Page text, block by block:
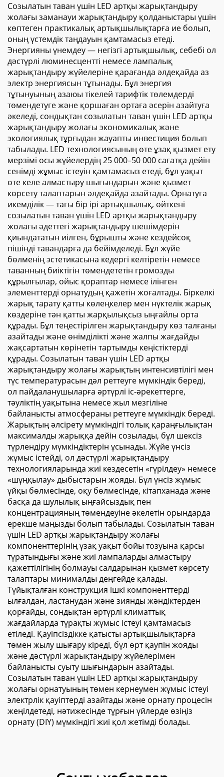
мембранасы
Созылатын таван үшін LED артқы жарықтандыру
жолағы заманауи жарықтандыру қолданыстары үшін
көптеген практикалық артықшылықтарға ие болып,
оның үстемдік таңдауын қамтамасыз етеді.
Энергияны үнемдеу — негізгі артықшылық, себебі ол
дәстүрлі люминесцентті немесе лампалық
жарықтандыру жүйелеріне қарағанда әлдеқайда аз
электр энергиясын тұтынады. Бұл энергия
тұтынуының азаюы тікелей тарифтік төлемдерді
төмендетуге және қоршаған ортаға әсерін азайтуға
әкеледі, сондықтан созылатын таван үшін LED артқы
жарықтандыру жолағы экономикалық және
экологиялық тұрғыдан жауапты инвестиция болып
табылады. LED технологиясының өте ұзақ қызмет ету
мерзімі осы жүйелердің 25 000–50 000 сағатқа дейін
сенімді жұмыс істеуін қамтамасыз етеді, бұл уақыт
өте келе алмастыру шығындарын және қызмет
көрсету талаптарын әлдеқайда азайтады. Орнатуға
икемділік — тағы бір ірі артықшылық, өйткені
созылатын таван үшін LED артқы жарықтандыру
жолағы әдеттегі жарықтандыру шешімдерін
қиындататын иілген, бұрышты және кездейсоқ
пішінді тавандарға да бейімделеді. Бұл жүйе
бөлменің эстетикасына кедергі келтіретін немесе
таванның биіктігін төмендететін громозды
құрылғылар, ойыс қораптар немесе ілінген
элементтерді орнатудың қажетін жоғалтады. Біркелкі
жарық тарату қатты көлеңкелер мен нүктелік жарық
көздеріне тән қатты жарқылықсыз ыңғайлы орта
құрады. Бұл теңестірілген жарықтандыру көз талғаны
азайтады және өнімділікті және жалпы жағдайды
жақсартатын көрінетін тартымды кеңістіктерді
құрады. Созылатын таван үшін LED артқы
жарықтандыру жолағы жарықтың интенсивтілігі мен
түс температурасын дәл реттеуге мүмкіндік береді,
ол пайдаланушыларға әртүрлі іс-әрекеттерге,
тәуліктің уақытына немесе жыл мезгіліне
байланысты атмосфераны реттеуге мүмкіндік береді.
Жарықтың әлсірету мүмкіндігі толық қараңғылықтан
максималды жарыққа дейін созылады, бұл шексіз
түрлендіру мүмкіндіктерін ұсынады. Жүйе үнсіз
жұмыс істейді, ол дәстүрлі жарықтандыру
технологияларында жиі кездесетін «гүрілдеу» немесе
«шұңқылау» дыбыстарын жояды. Бұл үнсіз жұмыс
ұйқы бөлмесінде, оқу бөлмесінде, кітапханада және
басқа да шулылық ыңғайсыздық пен
концентрацияның төмендеуіне әкелетін орындарда
ерекше маңызды болып табылады. Созылатын таван
үшін LED артқы жарықтандыру жолағы
компоненттерінің ұзақ уақыт бойы тозуына қарсы
тұратындығы және жиі лампаларды алмастыру
қажеттілігінің болмауы салдарынан қызмет көрсету
талаптары минималды деңгейде қалады.
Тұйықталған конструкция ішкі компоненттерді
ылғалдан, ластанудан және зиянды жәндіктерден
қорғайды, сондықтан әртүрлі климаттық
жағдайларда тұрақты жұмыс істеуі қамтамасыз
етіледі. Қауіпсіздікке қатысты артықшылықтарға
төмен жылу шығару кіреді, бұл өрт қаупін жояды
және дәстүрлі жарықтандыру жүйелерімен
байланысты суыту шығындарын азайтады.
Созылатын таван үшін LED артқы жарықтандыру
жолағы орнатуының төмен кернеумен жұмыс істеуі
электрлік қауіптерді азайтады және орнату процесін
жеңілдетеді, нәтижесінде тұрғын үйлерде өзіңіз
орнату (DIY) мүмкіндігі жиі қол жетімді болады.